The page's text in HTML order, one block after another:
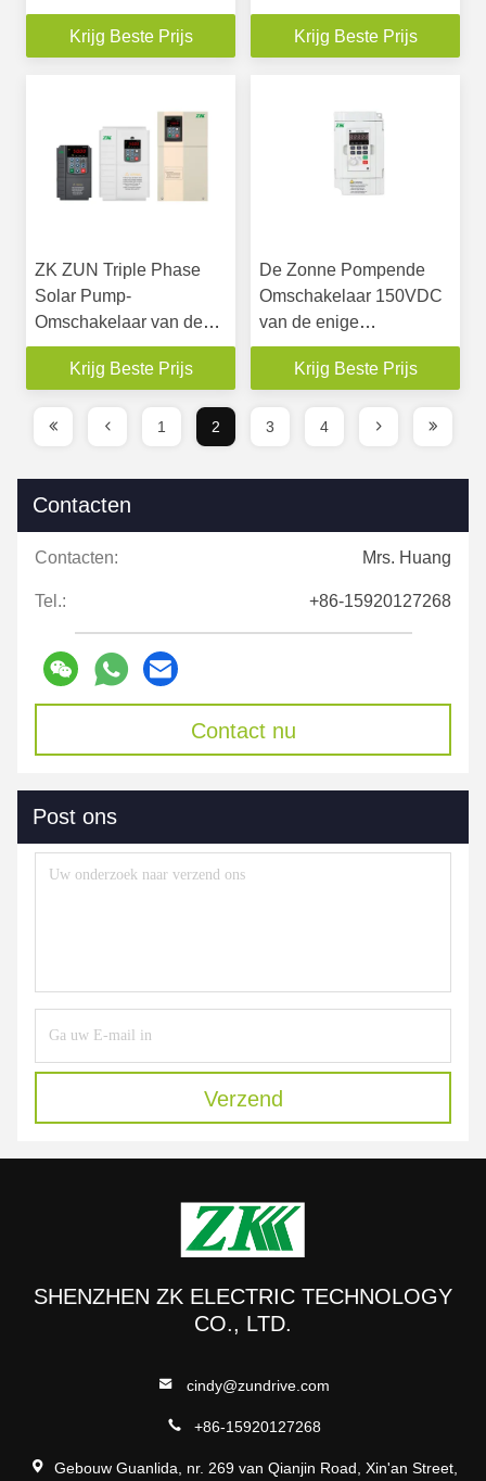
Zonneomschakelaar
voor Pomp Met
Krijg Beste Prijs
Veranderlijke Frequentie
van de Fase de
Krijg Beste Prijs
ZK ZUN Triple Phase
Solar Pump-
Omschakelaar van de
Aandrijvings0.75-160kw
SG600 de Zonnepomp
Krijg Beste Prijs
De Zonne Pompende
Omschakelaar 150VDC
van de enige
Fase220vac Output aan
450VDC-Input
Krijg Beste Prijs
1 2 3 4
Contacten
Contacten: Mrs. Huang
Tel.: +86-15920127268
Contact nu
Post ons
Verzend
SHENZHEN ZK ELECTRIC TECHNOLOGY
CO., LTD.
cindy@zundrive.com
+86-15920127268
Gebouw Guanlida, nr. 269 van Qianjin Road, Xin'an Street,